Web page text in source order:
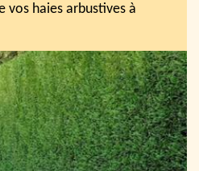
vos haies arbustives à